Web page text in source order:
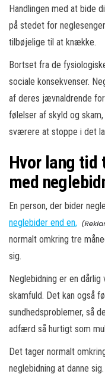
Handlingen med at bide
på stedet for
tilbøjelige til at knække.
Bortset fra de
sociale konsekvenser.
af deres jævnaldrende
følelser af skyld og
sværere at stoppe i det
Hvor lang tid
med
En person, der bider
neglebider end en,
normalt omkring tre
sig.
Neglebidning er en
skamfuld. Det kan også
sundhedsproblemer, så
adfærd så hurtigt som
Det tager normalt
neglebidning at danne